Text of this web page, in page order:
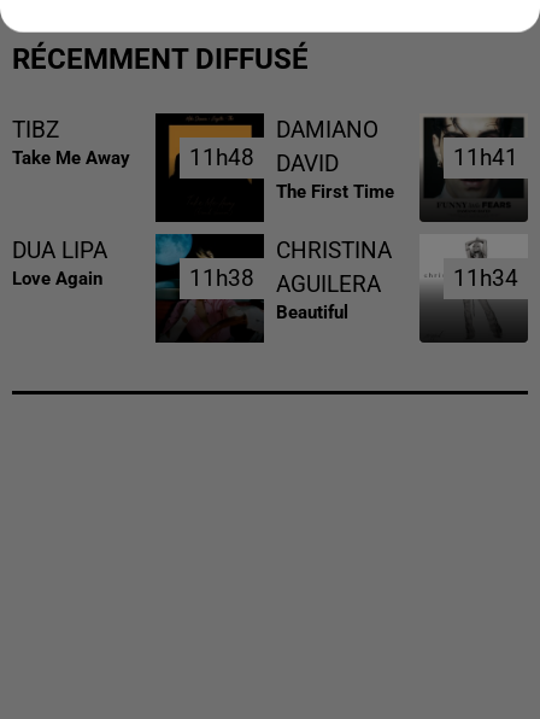
RÉCEMMENT DIFFUSÉ
TIBZ
Take Me Away 11h48
11h48
DAMIANO
DAVID
The First Time
11h41
11h41
DUA LIPA
Love Again 11h38
11h38
CHRISTINA
AGUILERA
Beautiful
11h34
11h34